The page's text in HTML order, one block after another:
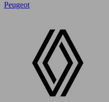
Peugeot